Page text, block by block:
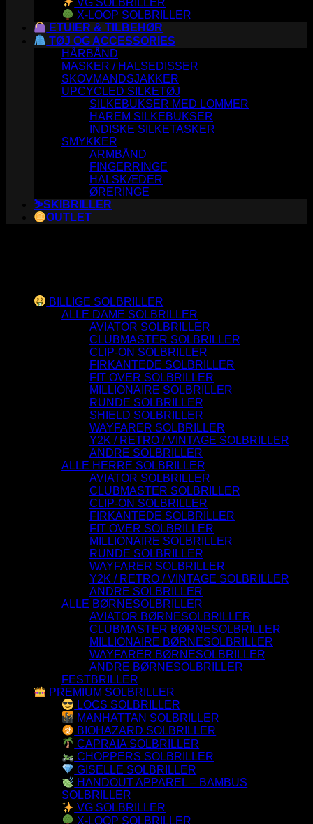
X-LOOP SOLBRILLER
ETUIER & TILBEHØR
TØJ OG ACCESSORIES
HÅRBÅND
MASKER / HALSEDISSER
SKOVMANDSJAKKER
UPCYCLED SILKETØJ
SILKEBUKSER MED LOMMER
HAREM SILKEBUKSER
INDISKE SILKETASKER
SMYKKER
ARMBÅND
FINGERRINGE
HALSKÆDER
ØRERINGE
⛷️SKIBRILLER
OUTLET
BILLIGE SOLBRILLER
ALLE DAME SOLBRILLER
AVIATOR SOLBRILLER
CLUBMASTER SOLBRILLER
CLIP-ON SOLBRILLER
FIRKANTEDE SOLBRILLER
FIT OVER SOLBRILLER
MILLIONAIRE SOLBRILLER
RUNDE SOLBRILLER
SHIELD SOLBRILLER
WAYFARER SOLBRILLER
Y2K / RETRO / VINTAGE SOLBRILLER
ANDRE SOLBRILLER
ALLE HERRE SOLBRILLER
AVIATOR SOLBRILLER
CLUBMASTER SOLBRILLER
CLIP-ON SOLBRILLER
FIRKANTEDE SOLBRILLER
FIT OVER SOLBRILLER
MILLIONAIRE SOLBRILLER
RUNDE SOLBRILLER
WAYFARER SOLBRILLER
Y2K / RETRO / VINTAGE SOLBRILLER
ANDRE SOLBRILLER
ALLE BØRNESOLBRILLER
AVIATOR BØRNESOLBRILLER
CLUBMASTER BØRNESOLBRILLER
MILLIONAIRE BØRNESOLBRILLER
WAYFARER BØRNESOLBRILLER
ANDRE BØRNESOLBRILLER
FESTBRILLER
PREMIUM SOLBRILLER
LOCS SOLBRILLER
MANHATTAN SOLBRILLER
BIOHAZARD SOLBRILLER
CAPRAIA SOLBRILLER
CHOPPERS SOLBRILLER
GISELLE SOLBRILLER
HANDOUT APPAREL – BAMBUS
SOLBRILLER
VG SOLBRILLER
X-LOOP SOLBRILLER